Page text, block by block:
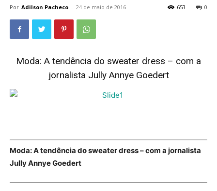
Por Adilson Pacheco - 24 de maio de 2016 0
653
Moda: A tendência do sweater dress – com a
jornalista Jully Annye Goedert
Moda: A tendência do sweater dress – com a jornalista
Jully Annye Goedert